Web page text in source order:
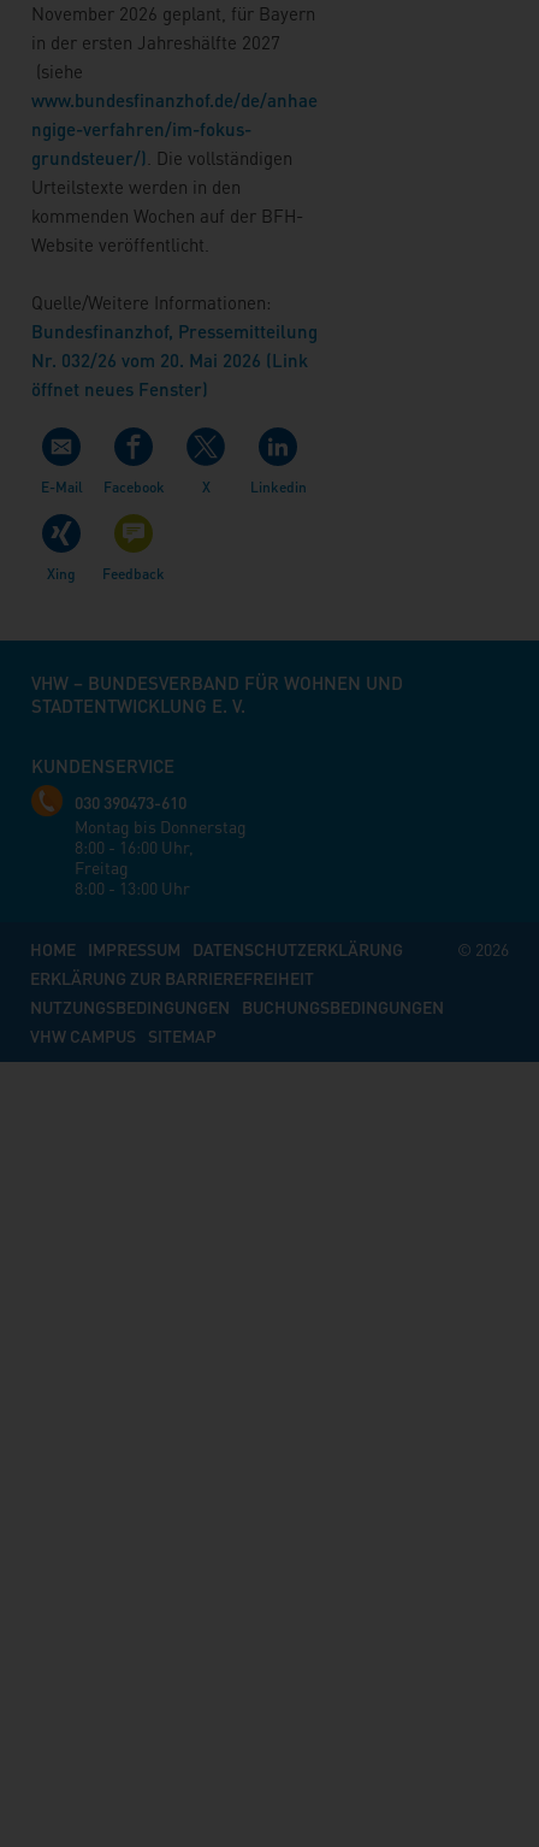
November 2026 geplant, für Bayern
in der ersten Jahreshälfte 2027
(siehe
www.bundesfinanzhof.de/de/anhae
ngige-verfahren/im-fokus-
grundsteuer/). Die vollständigen
Urteilstexte werden in den
kommenden Wochen auf der BFH-
Website veröffentlicht.
Quelle/Weitere Informationen:
Bundesfinanzhof, Pressemitteilung
Nr. 032/26 vom 20. Mai 2026 (Link
öffnet neues Fenster)
VHW – BUNDESVERBAND FÜR WOHNEN UND
STADTENTWICKLUNG E. V.
KUNDENSERVICE
030 390473-610
Montag bis Donnerstag
8:00 - 16:00 Uhr,
Freitag
8:00 - 13:00 Uhr
© 2026
HOME IMPRESSUM
DATENSCHUTZERKLÄRUNG
ERKLÄRUNG ZUR BARRIEREFREIHEIT
NUTZUNGSBEDINGUNGEN
BUCHUNGSBEDINGUNGEN
VHW CAMPUS
SITEMAP